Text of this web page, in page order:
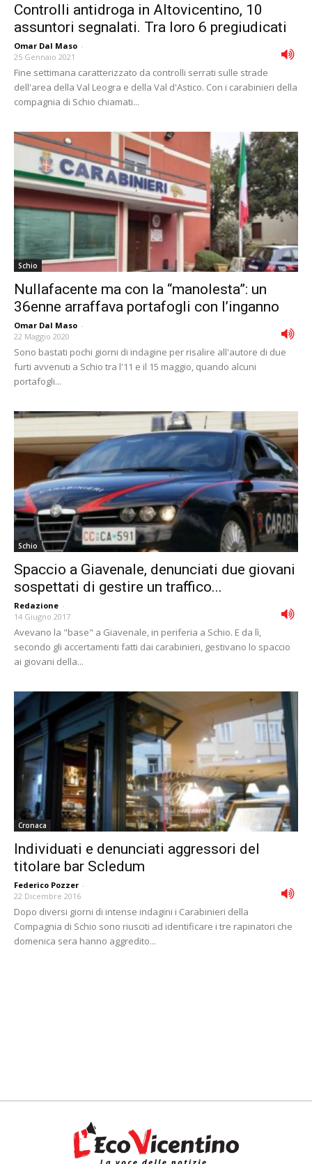
Controlli antidroga in Altovicentino, 10
assuntori segnalati. Tra loro 6 pregiudicati
Omar Dal Maso -
25 Gennaio 2021
Fine settimana caratterizzato da controlli serrati sulle strade
dell'area della Val Leogra e della Val d'Astico. Con i carabinieri della
compagnia di Schio chiamati...
Schio
Nullafacente ma con la “manolesta”: un
36enne arraffava portafogli con l’inganno
Omar Dal Maso -
22 Maggio 2020
Sono bastati pochi giorni di indagine per risalire all'autore di due
furti avvenuti a Schio tra l'11 e il 15 maggio, quando alcuni
portafogli...
Schio
Spaccio a Giavenale, denunciati due giovani
sospettati di gestire un traffico...
Redazione -
14 Giugno 2017
Avevano la "base" a Giavenale, in periferia a Schio. E da lì,
secondo gli accertamenti fatti dai carabinieri, gestivano lo spaccio
ai giovani della...
Cronaca
Individuati e denunciati aggressori del
titolare bar Scledum
Federico Pozzer -
22 Dicembre 2016
Dopo diversi giorni di intense indagini i Carabinieri della
Compagnia di Schio sono riusciti ad identificare i tre rapinatori che
domenica sera hanno aggredito...